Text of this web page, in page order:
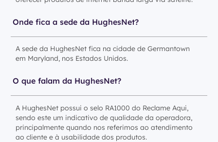
Onde fica a sede da HughesNet?
A sede da HughesNet fica na cidade de Germantown
em Maryland, nos Estados Unidos.
O que falam da HughesNet?
A HughesNet possui o selo RA1000 do Reclame Aqui,
sendo este um indicativo de qualidade da operadora,
principalmente quando nos referimos ao atendimento
ao cliente e à usabilidade dos produtos.